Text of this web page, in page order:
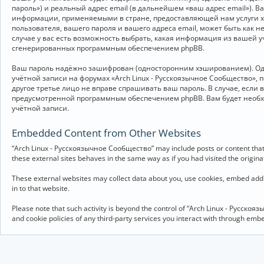
пароль») и реальный адрес email (в дальнейшем «ваш адрес email»).
информации, применяемыми в стране, предоставляющей нам услуги
пользователя, вашего пароля и вашего адреса email, может быть
случае у вас есть возможность выбрать, какая информация из вашей
сгенерированных программным обеспечением phpBB.
Ваш пароль надёжно зашифрован (односторонним хэшированием).
учётной записи на форумах «Arch Linux - Русскоязычное Сообщество»,
другое третье лицо не вправе спрашивать ваш пароль. В случае,
предусмотренной программным обеспечением phpBB. Вам будет
учётной записи.
Embedded Content from Other Websites
“Arch Linux - Русскоязычное Сообщество” may include posts or content
these external sites behaves in the same way as if you had visited the
These external websites may collect data about you, use cookies, embed
in to that website.
Please note that such activity is beyond the control of “Arch Linux -
and cookie policies of any third-party services you interact with through